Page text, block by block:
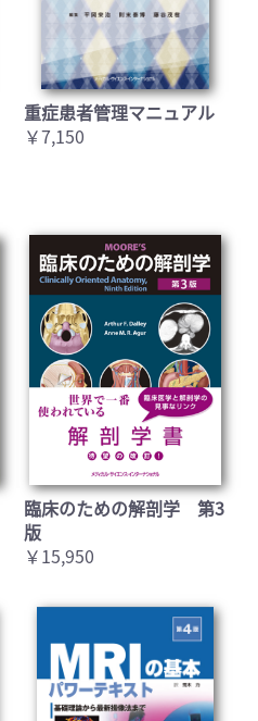
重症患者管理マニュアル
￥7,150
臨床のための解剖学 第3
版
￥15,950